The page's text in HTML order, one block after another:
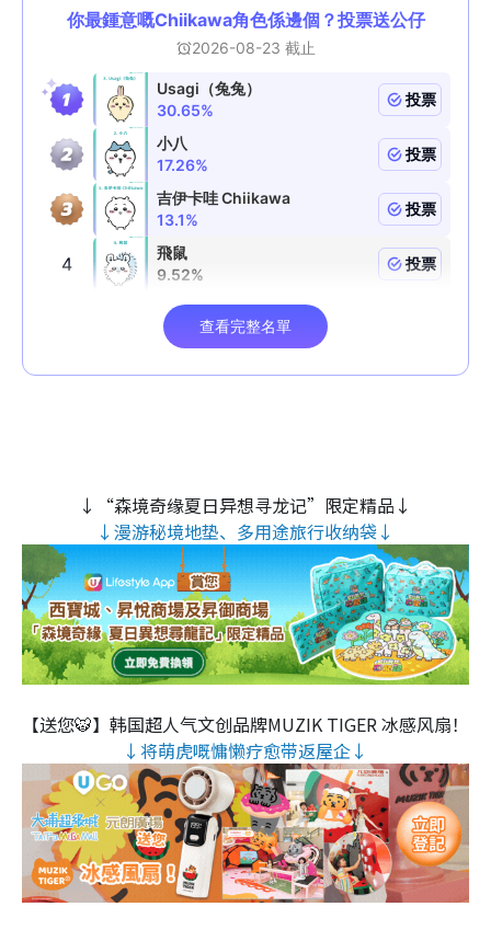
↓“森境奇缘夏日异想寻龙记”限定精品↓
↓漫游秘境地垫、多用途旅行收纳袋↓
【送您🐯】韩国超人气文创品牌MUZIK TIGER 冰感风扇！
↓将萌虎嘅慵懒疗愈带返屋企↓